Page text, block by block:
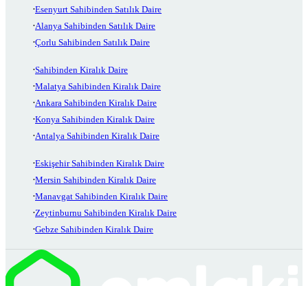
Esenyurt Sahibinden Satılık Daire
Alanya Sahibinden Satılık Daire
Çorlu Sahibinden Satılık Daire
Sahibinden Kiralık Daire
Malatya Sahibinden Kiralık Daire
Ankara Sahibinden Kiralık Daire
Konya Sahibinden Kiralık Daire
Antalya Sahibinden Kiralık Daire
Eskişehir Sahibinden Kiralık Daire
Mersin Sahibinden Kiralık Daire
Manavgat Sahibinden Kiralık Daire
Zeytinburnu Sahibinden Kiralık Daire
Gebze Sahibinden Kiralık Daire